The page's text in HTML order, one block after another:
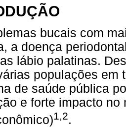
bucais com
a doença
lábio palatinas.
populações em
de saúde pública
e forte impacto
1,2.